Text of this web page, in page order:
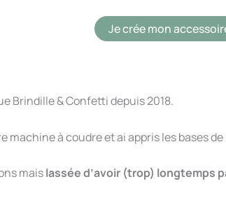
Je crée mon
Brindille & Confetti depuis 2018.
machine à coudre et ai appris les bases
maislassée d’avoir (trop) longtemps